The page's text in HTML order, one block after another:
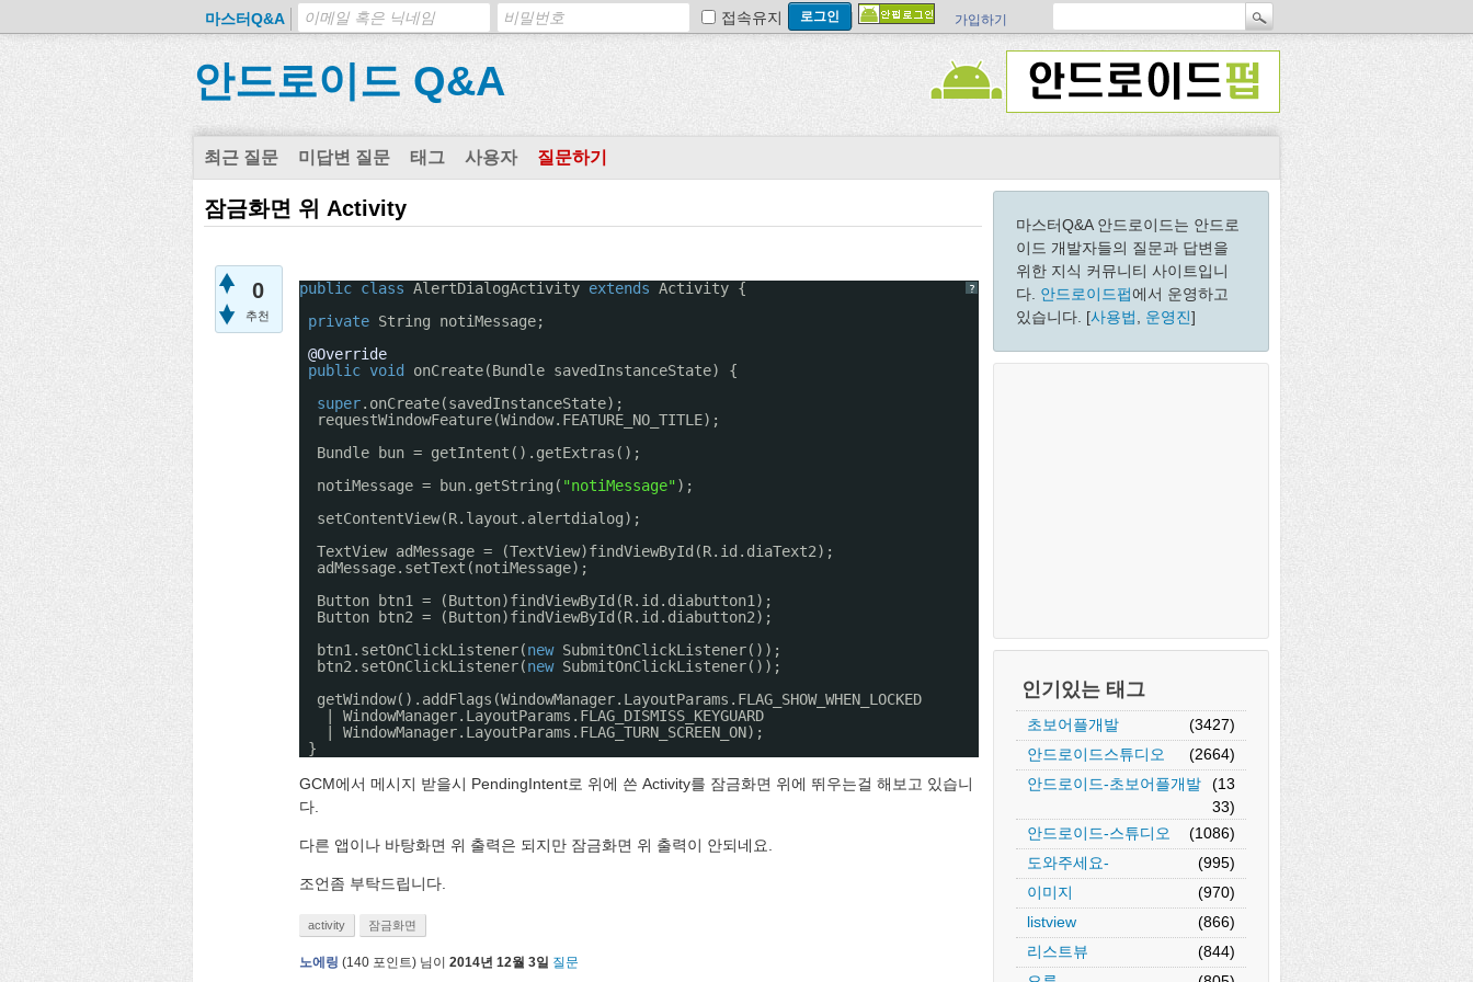
마스터Q&A 접속유지 가입하기
안드로이드 Q&A
최근 질문 미답변 질문 태그 사용자 질문하기
마스터Q&A 안드로이드는 안드로
이드 개발자들의 질문과 답변을
위한 지식 커뮤니티 사이트입니
다. 안드로이드펍에서 운영하고
있습니다. [사용법 운영진]
인기있는 태그
초보어플개발
(3427)
안드로이드스튜디오
(2664)
안드로이드-초보어플개발
(13
33)
안드로이드-스튜디오
(1086)
도와주세요-
(995)
이미지
(970)
listview
(866)
리스트뷰
(844)
잠금화면 위 Activity
0
추천
?
public class AlertDialogActivity extends Activity {
private String notiMessage;
@Override
public void
onCreate(Bundle savedInstanceState) {
super.onCreate(savedInstanceState);
requestWindowFeature(Window.FEATURE_NO_TITLE);
Bundle bun = getIntent().getExtras();
notiMessage = bun.getString( "notiMessage");
setContentView(R.layout.alertdialog);
TextView adMessage = (TextView)findViewById(R.id.diaText2);
adMessage.setText(notiMessage);
Button btn1 = (Button)findViewById(R.id.diabutton1);
Button btn2 = (Button)findViewById(R.id.diabutton2);
btn1.setOnClickListener(new SubmitOnClickListener());
btn2.setOnClickListener(new SubmitOnClickListener());
getWindow().addFlags(WindowManager.LayoutParams.FLAG_SHOW_WHEN_LOCKED
| WindowManager.LayoutParams.FLAG_DISMISS_KEYGUARD
| WindowManager.LayoutParams.FLAG_TURN_SCREEN_ON);
}
GCM에서 메시지 받을시 PendingIntent로 위에 쓴 Activity를 잠금화면 위에 뛰우는걸 해보고 있습니
다.
다른 앱이나 바탕화면 위 출력은 되지만 잠금화면 위 출력이 안되네요.
조언좀 부탁드립니다.
activity 잠금화면
노에링 (140 포인트) 님이 2014년 12월 3일 질문